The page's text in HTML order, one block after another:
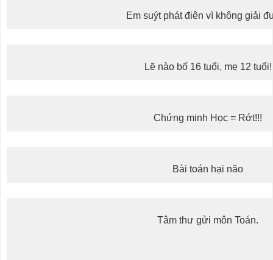
Em suýt phát điên vì không giải
Lẽ nào bố 16 tuổi, mẹ 12 tuổi!
Chứng minh Học = Rớt!!!
Bài toán hại não
Tâm thư gửi môn Toán.